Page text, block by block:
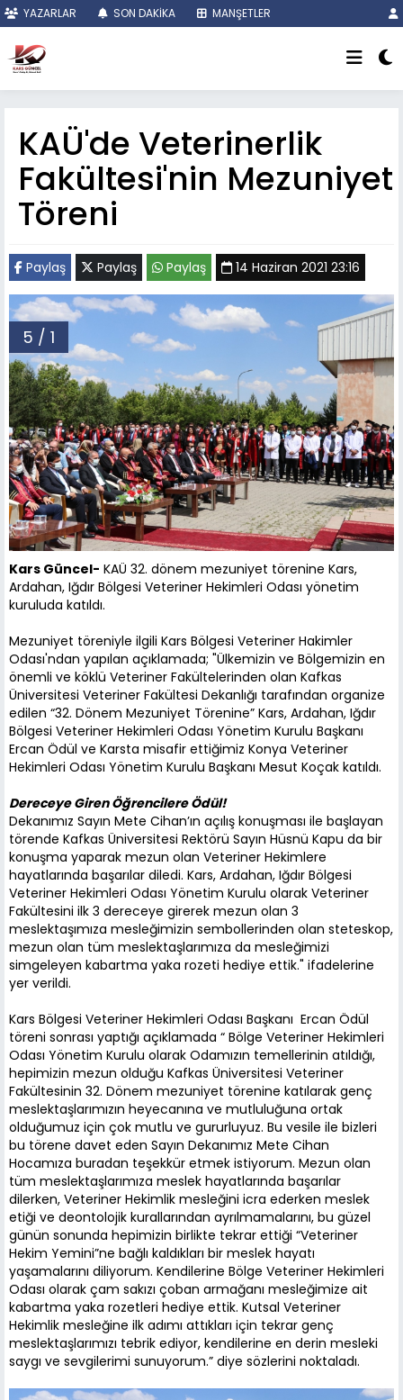
YAZARLAR SON DAKİKA MANŞETLER
KAÜ'de Veterinerlik
Fakültesi'nin Mezuniyet
Töreni
Paylaş Paylaş Paylaş 14 Haziran 2021 23:16
5 / 1
Kars Güncel- KAÜ 32. dönem mezuniyet törenine Kars,
Ardahan, Iğdır Bölgesi Veteriner Hekimleri Odası yönetim
kuruluda katıldı.
Mezuniyet töreniyle ilgili Kars Bölgesi Veteriner Hakimler
Odası'ndan yapılan açıklamada; "Ülkemizin ve Bölgemizin en
önemli ve köklü Veteriner Fakültelerinden olan Kafkas
Üniversitesi Veteriner Fakültesi Dekanlığı tarafından organize
edilen “32. Dönem Mezuniyet Törenine” Kars, Ardahan, Iğdır
Bölgesi Veteriner Hekimleri Odası Yönetim Kurulu Başkanı
Ercan Ödül ve Karsta misafir ettiğimiz Konya Veteriner
Hekimleri Odası Yönetim Kurulu Başkanı Mesut Koçak katıldı.
Dereceye Giren Öğrencilere Ödül!
Dekanımız Sayın Mete Cihan’ın açılış konuşması ile başlayan
törende Kafkas Üniversitesi Rektörü Sayın Hüsnü Kapu da bir
konuşma yaparak mezun olan Veteriner Hekimlere
hayatlarında başarılar diledi. Kars, Ardahan, Iğdır Bölgesi
Veteriner Hekimleri Odası Yönetim Kurulu olarak Veteriner
Fakültesini ilk 3 dereceye girerek mezun olan 3
meslektaşımıza mesleğimizin sembollerinden olan steteskop,
mezun olan tüm meslektaşlarımıza da mesleğimizi
simgeleyen kabartma yaka rozeti hediye ettik." ifadelerine
yer verildi.
Kars Bölgesi Veteriner Hekimleri Odası Başkanı Ercan Ödül
töreni sonrası yaptığı açıklamada “ Bölge Veteriner Hekimleri
Odası Yönetim Kurulu olarak Odamızın temellerinin atıldığı,
hepimizin mezun olduğu Kafkas Üniversitesi Veteriner
Fakültesinin 32. Dönem mezuniyet törenine katılarak genç
meslektaşlarımızın heyecanına ve mutluluğuna ortak
olduğumuz için çok mutlu ve gururluyuz. Bu vesile ile bizleri
bu törene davet eden Sayın Dekanımız Mete Cihan
Hocamıza buradan teşekkür etmek istiyorum. Mezun olan
tüm meslektaşlarımıza meslek hayatlarında başarılar
dilerken, Veteriner Hekimlik mesleğini icra ederken meslek
etiği ve deontolojik kurallarından ayrılmamalarını, bu güzel
günün sonunda hepimizin birlikte tekrar ettiği “Veteriner
Hekim Yemini”ne bağlı kaldıkları bir meslek hayatı
yaşamalarını diliyorum. Kendilerine Bölge Veteriner Hekimleri
Odası olarak çam sakızı çoban armağanı mesleğimize ait
kabartma yaka rozetleri hediye ettik. Kutsal Veteriner
Hekimlik mesleğine ilk adımı attıkları için tekrar genç
meslektaşlarımızı tebrik ediyor, kendilerine en derin mesleki
saygı ve sevgilerimi sunuyorum.” diye sözlerini noktaladı.